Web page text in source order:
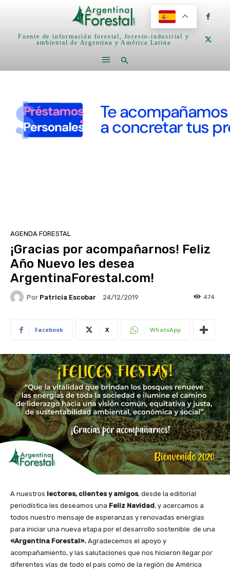
Fuente de información forestal, foresto-industrial y
ambiental de Argentina y América Latina
AGENDA FORESTAL
¡Gracias por acompañarnos! Feliz
Año Nuevo les desea
ArgentinaForestal.com!
Por Patricia Escobar 24/12/2019 474
Facebook X WhatsApp
A nuestros lectores, clientes y amigos, desde la editorial
periodística les deseamos una Feliz Navidad, y acercamos a
todos nuestro mensaje de esperanzas y renovadas energías
para iniciar una nueva etapa por el desarrollo sostenible de una
«Argentina Forestal». Agradecemos el apoyo y
acompañamiento, y las salutaciones que nos hicieron llegar por
diferentes vías de todo el país como de la región de América